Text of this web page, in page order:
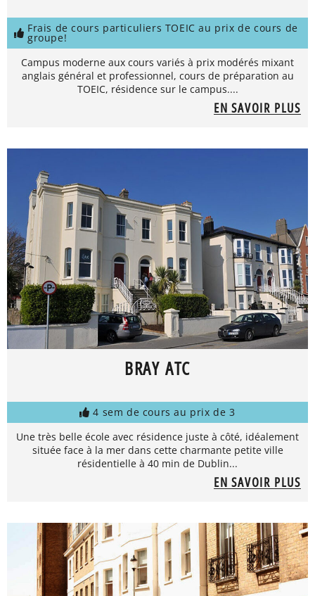
Frais de cours particuliers TOEIC au prix de cours de
groupe!
Campus moderne aux cours variés à prix modérés mixant
anglais général et professionnel, cours de préparation au
TOEIC, résidence sur le campus....
EN SAVOIR PLUS
BRAY ATC
4 sem de cours au prix de 3
Une très belle école avec résidence juste à côté, idéalement
située face à la mer dans cette charmante petite ville
résidentielle à 40 min de Dublin...
EN SAVOIR PLUS